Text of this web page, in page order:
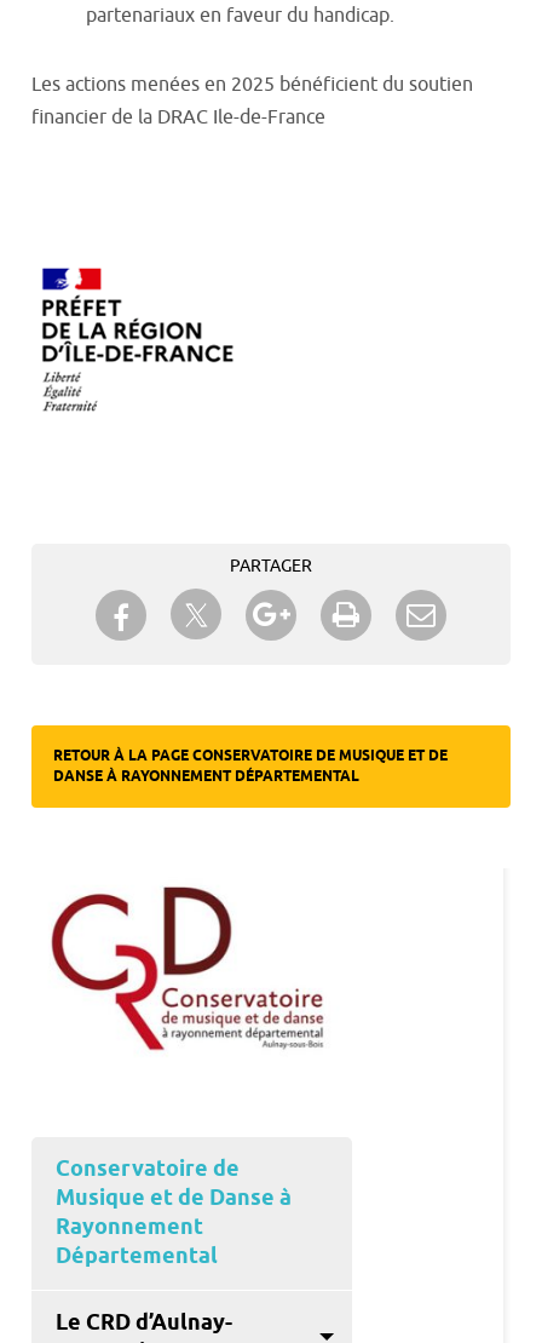
partenariaux en faveur du handicap.
Les actions menées en 2025 bénéficient du soutien
financier de la DRAC Ile-de-France
PARTAGER
Partager sur Facebook
Partager sur TwitterPartager sur Google+
Imprimer
RETOUR À LA PAGE CONSERVATOIRE DE MUSIQUE ET DE
DANSE À RAYONNEMENT DÉPARTEMENTAL
Conservatoire de
Musique et de Danse à
Rayonnement
Départemental
Le CRD d’Aulnay-